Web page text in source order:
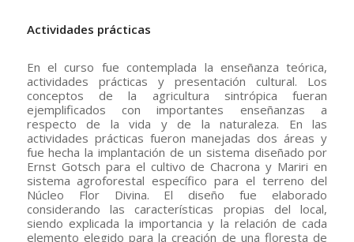
Actividades prácticas
En el curso fue contemplada la enseñanza teórica,
actividades prácticas y presentación cultural. Los
conceptos de la agricultura sintrópica fueran
ejemplificados con importantes enseñanzas a
respecto de la vida y de la naturaleza. En las
actividades prácticas fueron manejadas dos áreas y
fue hecha la implantación de un sistema diseñado por
Ernst Gotsch para el cultivo de Chacrona y Mariri en
sistema agroforestal específico para el terreno del
Núcleo Flor Divina. El diseño fue elaborado
considerando las características propias del local,
siendo explicada la importancia y la relación de cada
elemento elegido para la creación de una floresta de